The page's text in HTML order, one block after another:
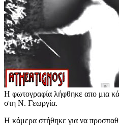
Η φωτογραφία λήφθηκε απο μια
στη Ν. Γεωργία.
Η κάμερα στήθηκε για να